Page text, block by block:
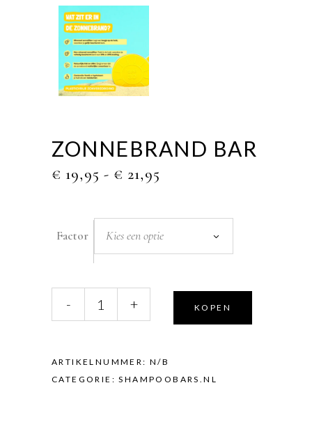
ZONNEBRAND BAR
€ 19,95 - € 21,95
€ 21,95
Factor Kies een optie
- + KOPEN
ARTIKELNUMMER: N/B
CATEGORIE:SHAMPOOBARS.NL